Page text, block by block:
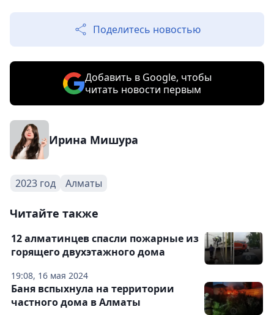
Поделитесь новостью
Добавить в Google, чтобы
читать новости первым
Ирина Мишура
2023 год Алматы
Читайте также
19:08, 16 мая 2024
12 алматинцев спасли пожарные из
горящего двухэтажного дома
Баня вспыхнула на территории
частного дома в Алматы